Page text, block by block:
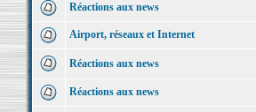
Réactions aux news
Airport, réseaux et Internet
Réactions aux news
Réactions aux news